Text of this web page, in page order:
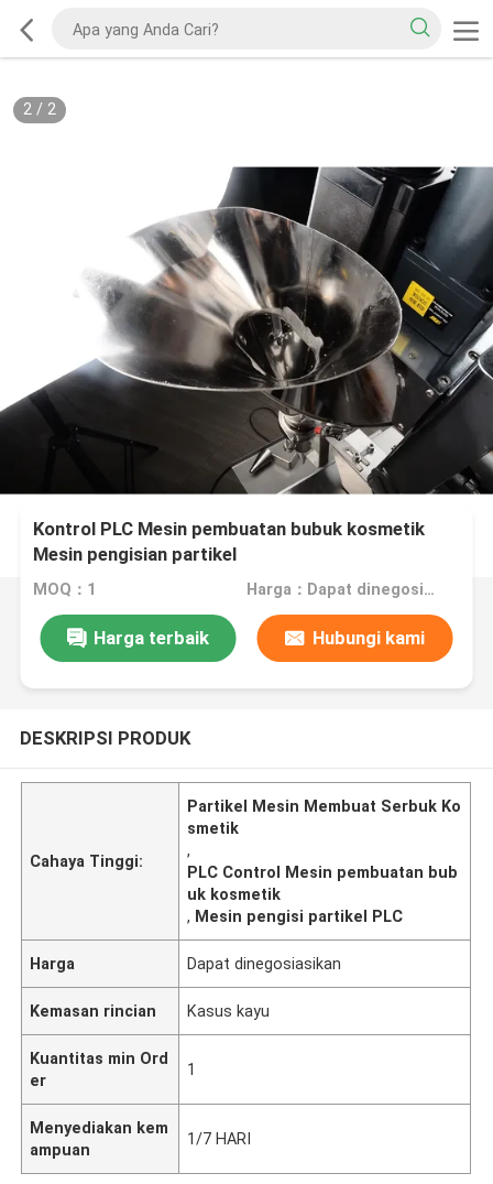
2/ 2
Kontrol PLC Mesin pembuatan bubuk kosmetik
Mesin pengisian partikel
MOQ：1 Harga：Dapat dinegosiasikan
Harga terbaik Hubungi kami
DESKRIPSI PRODUK
Cahaya Tinggi:
Partikel Mesin Membuat Serbuk Ko
smetik
,
PLC Control Mesin pembuatan bub
uk kosmetik
, Mesin pengisi partikel PLC
Harga Dapat dinegosiasikan
Kemasan rincian Kasus kayu
Kuantitas min Ord
er
1
Menyediakan kem
ampuan
1/7 HARI